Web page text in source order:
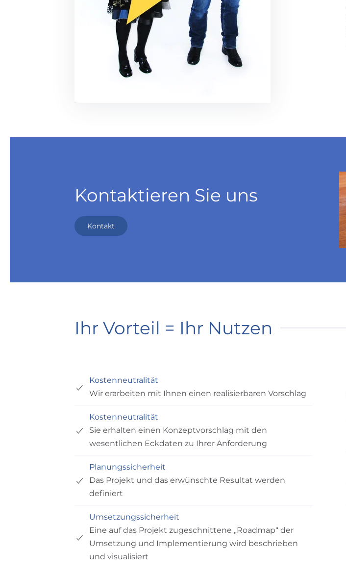
Kontaktieren Sie uns
Kontakt
Ihr Vorteil = Ihr Nutzen
Kostenneutralität
Wir erarbeiten mit Ihnen einen realisierbaren Vorschlag
Kostenneutralität
Sie erhalten einen Konzeptvorschlag mit den
wesentlichen Eckdaten zu Ihrer Anforderung
Planungssicherheit
Das Projekt und das erwünschte Resultat werden
definiert
Umsetzungssicherheit
Eine auf das Projekt zugeschnittene „Roadmap“ der
Umsetzung und Implementierung wird beschrieben
und visualisiert